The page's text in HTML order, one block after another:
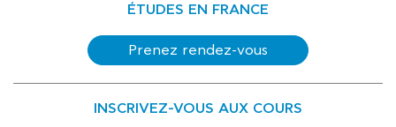
ÉTUDES EN FRANCE
Prenez rendez-vous
INSCRIVEZ-VOUS AUX COURS